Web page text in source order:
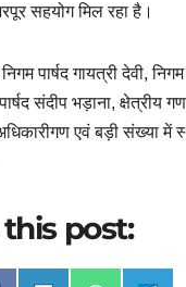
सहयोग मिल रहा है।
पार्षद गायत्री देवी, निगम
संदीप भड़ाना, क्षेत्रीय
एवं बड़ी संख्या में
post: